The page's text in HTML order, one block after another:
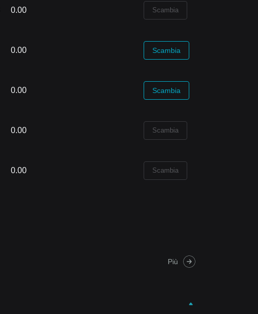
0.00 Scambia
0.00 Scambia
0.00 Scambia
0.00 Scambia
0.00 Scambia
Più